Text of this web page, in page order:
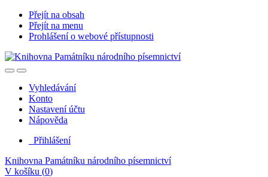
Přejít na obsah
Přejít na menu
Prohlášení o webové přístupnosti
Vyhledávání
Konto
Nastavení účtu
Nápověda
Přihlášení
Knihovna Památníku národního písemnictví
V košíku (0)